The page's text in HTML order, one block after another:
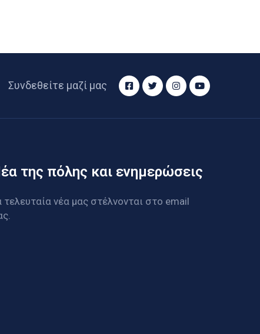
Συνδεθείτε μαζί μας
της πόλης και ενημερώσεις
τελευταία νέα μας στέλνονται στο email